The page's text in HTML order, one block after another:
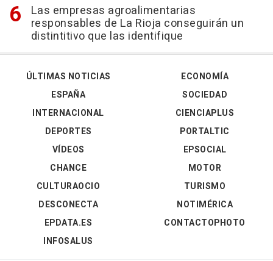
Las empresas agroalimentarias
responsables de La Rioja conseguirán un
distintitivo que las identifique
ÚLTIMAS NOTICIAS
ESPAÑA
INTERNACIONAL
DEPORTES
VÍDEOS
ECONOMÍA
SOCIEDAD
CIENCIAPLUS
PORTALTIC
EPSOCIAL
CHANCE
CULTURAOCIO
DESCONECTA
EPDATA.ES
INFOSALUS
MOTOR
TURISMO
NOTIMÉRICA
CONTACTOPHOTO